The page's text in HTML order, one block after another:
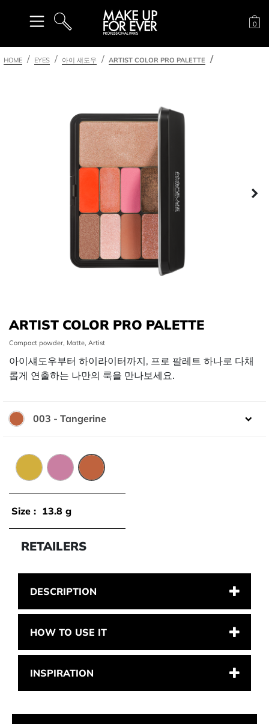
검색
장
0
HOME EYES 아이 섀도우 ARTIST COLOR PRO PALETTE
다
ARTIST COLOR PRO PALETTE
Compact powder, Matte, Artist
아이섀도우부터 하이라이터까지, 프로 팔레트 하나로 다채
롭게 연출하는 나만의 룩을 만나보세요.
색상:
003 - Tangerine
001 - Ginger002 - Berry003 - Tangerine
Size : 13.8 g
RETAILERS
DESCRIPTION
HOW TO USE IT
INSPIRATION